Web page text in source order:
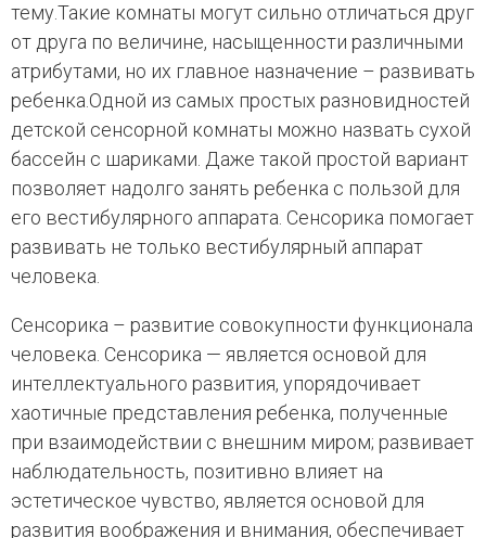
тему.Такие комнаты могут сильно отличаться друг
от друга по величине, насыщенности различными
атрибутами, но их главное назначение – развивать
ребенка.Одной из самых простых разновидностей
детской сенсорной комнаты можно назвать сухой
бассейн с шариками. Даже такой простой вариант
позволяет надолго занять ребенка с пользой для
его вестибулярного аппарата. Сенсорика помогает
развивать не только вестибулярный аппарат
человека.
Сенсорика – развитие совокупности функционала
человека. Сенсорика — является основой для
интеллектуального развития, упорядочивает
хаотичные представления ребенка, полученные
при взаимодействии с внешним миром; развивает
наблюдательность, позитивно влияет на
эстетическое чувство, является основой для
развития воображения и внимания, обеспечивает